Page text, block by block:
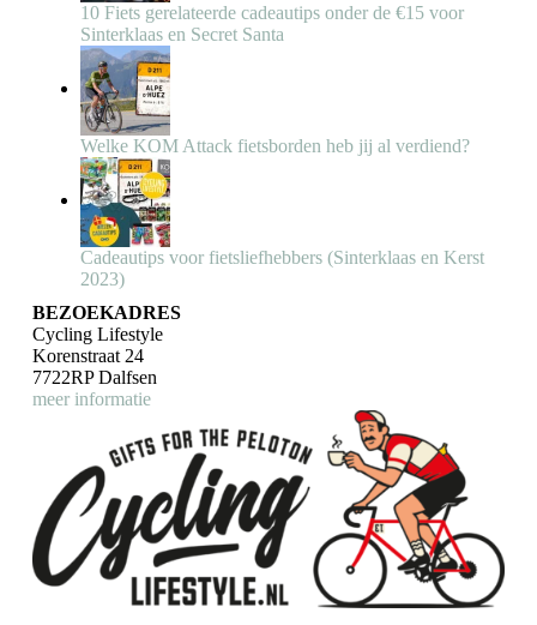
10 Fiets gerelateerde cadeautips onder de €15 voor
Sinterklaas en Secret Santa
Welke KOM Attack fietsborden heb jij al verdiend?
Cadeautips voor fietsliefhebbers (Sinterklaas en Kerst
2023)
BEZOEKADRES
Cycling Lifestyle
Korenstraat 24
7722RP Dalfsen
meer informatie